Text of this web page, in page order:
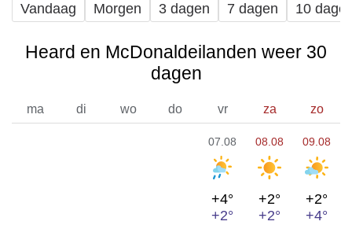
Vandaag Morgen 3 dagen 7 dagen 10
Heard en McDonaldeilanden weer 30
dagen
ma di wo do vr za zo
07.08
+4°
+2°
08.08
+2°
+2°
09.08
+2°
+4°